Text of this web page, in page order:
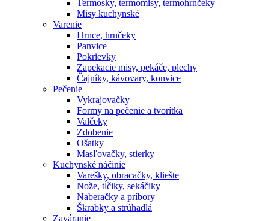
Termosky, termomisy, termohrnčeky
Misy kuchynské
Varenie
Hrnce, hrnčeky
Panvice
Pokrievky
Zapekacie misy, pekáče, plechy
Čajníky, kávovary, konvice
Pečenie
Vykrajovačky
Formy na pečenie a tvorítka
Valčeky
Zdobenie
Ošatky
Masľovačky, stierky
Kuchynské náčinie
Varešky, obracačky, kliešte
Nože, tĺčiky, sekáčiky
Naberačky a príbory
Škrabky a strúhadlá
Zaváranie